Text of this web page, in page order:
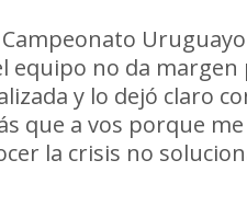
equipo no da margen
y lo dejó claro
que a vos porque me
la crisis no